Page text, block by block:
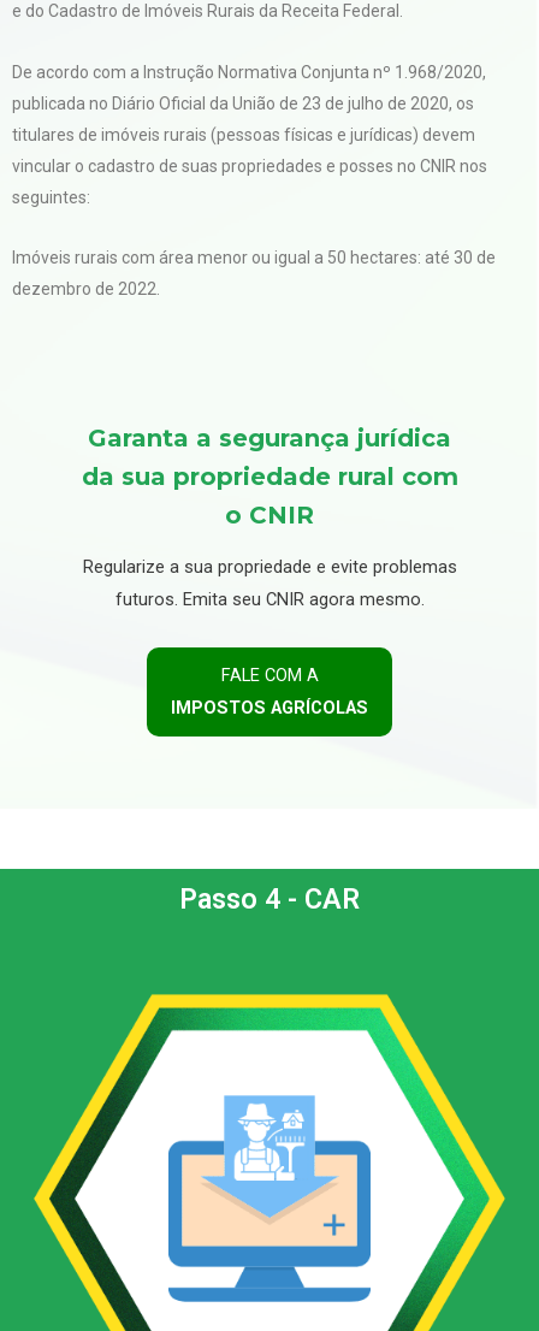
e do Cadastro de Imóveis Rurais da Receita Federal.
De acordo com a Instrução Normativa Conjunta nº 1.968/2020,
publicada no Diário Oficial da União de 23 de julho de 2020, os
titulares de imóveis rurais (pessoas físicas e jurídicas) devem
vincular o cadastro de suas propriedades e posses no CNIR nos
seguintes:
Imóveis rurais com área menor ou igual a 50 hectares: até 30 de
dezembro de 2022.
Garanta a segurança jurídica
da sua propriedade rural com
o CNIR
Regularize a sua propriedade e evite problemas
futuros. Emita seu CNIR agora mesmo.
FALE COM A
IMPOSTOS AGRÍCOLAS
Passo 4 - CAR